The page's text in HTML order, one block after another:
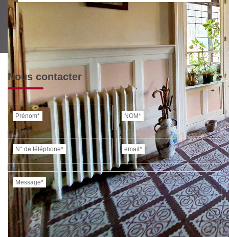
Nous contacter
Prénom* NOM*
N° de téléphone* email*
Message*